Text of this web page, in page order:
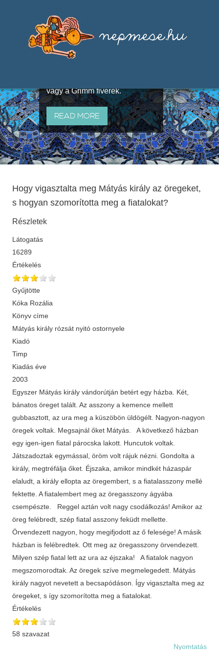
útján terjedő elbeszélésekből,
melyeket olyan ismert gyűjtők
állítottak össze, mint Benedek
vagy a Grimm fivérek.
READ MORE
Hogy vigasztalta meg Mátyás király az öregeket,
s hogyan szomorította meg a fiatalokat?
Részletek
Látogatás
16289
Értékelés
Gyűjtötte
Kóka Rozália
Könyv címe
Mátyás király rózsát nyitó ostornyele
Kiadó
Timp
Kiadás éve
2003
Egyszer Mátyás király vándorútján betért egy házba. Két,
bánatos öreget talált. Az asszony a kemence mellett
gubbasztott, az ura meg a küszöbön üldögélt. Nagyon-nagyon
öregek voltak. Megsajnál őket Mátyás. A következő házban
egy igen-igen fiatal párocska lakott. Huncutok voltak.
Játszadoztak egymással, öröm volt rájuk nézni. Gondolta a
király, megtréfálja őket. Éjszaka, amikor mindkét házaspár
elaludt, a király ellopta az öregembert, s a fiatalasszony mellé
fektette. A fiatalembert meg az öregasszony ágyába
csempészte. Reggel aztán volt nagy csodálkozás! Amikor az
öreg felébredt, szép fiatal asszony feküdt mellette.
Örvendezett nagyon, hogy megifjodott az ő felesége! A másik
házban is felébredtek. Ott meg az öregasszony örvendezett.
Milyen szép fiatal lett az ura az éjszaka! A fiatalok nagyon
megszomorodtak. Az öregek szíve megmelegedett. Mátyás
király nagyot nevetett a becsapódáson. Így vigasztalta meg az
öregeket, s így szomorította meg a fiatalokat.
Értékelés
58 szavazat
Nyomtatás